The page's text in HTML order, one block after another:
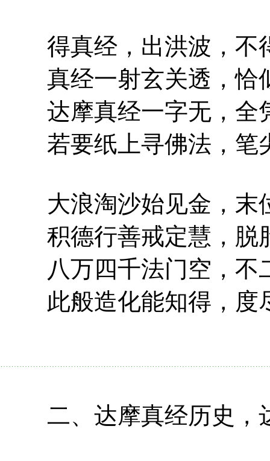
得真经，出洪波，不
真经一射玄关透，恰
达摩真经一字无，全
若要纸上寻佛法，笔
大浪淘沙始见金，末
积德行善戒定慧，脱
八万四千法门空，不
此般造化能知得，度
二、达摩真经历史，